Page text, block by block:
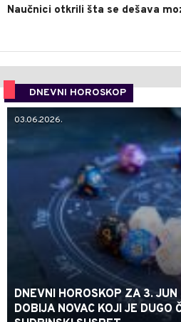
Naučnici otkrili šta se dešava
DNEVNI HOROSKOP
03.06.2026.
DNEVNI HOROSKOP ZA 3.
DOBIJA NOVAC KOJI JE DUGO